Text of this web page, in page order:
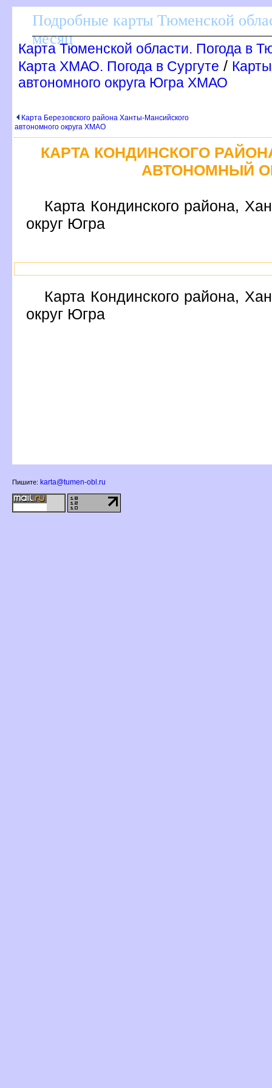
Подробные карты Тюменской
месяц
Карта Тюменской области. Погода в
Карта ХМАО. Погода в Сургуте /
автономного округа Югра ХМАО
Карта Березовского района Ханты-Мансийского
автономного округа ХМАО
КАРТА КОНДИНСКОГО
АВТОНОМНЫЙ
Карта Кондинского района,
округ Югра
Карта Кондинского района,
округ Югра
Пишите: karta@tumen-obl.ru